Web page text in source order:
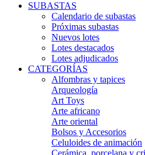
SUBASTAS
Calendario de subastas
Próximas subastas
Nuevos lotes
Lotes destacados
Lotes adjudicados
CATEGORÍAS
Alfombras y tapices
Arqueología
Art Toys
Arte africano
Arte oriental
Bolsos y Accesorios
Celuloides de animación
Cerámica, porcelana y